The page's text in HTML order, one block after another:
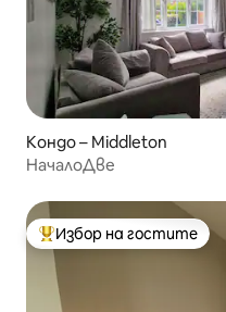
Кондо – Middleton
НачалоДве
Най-популярен избор на
Избор на гостите